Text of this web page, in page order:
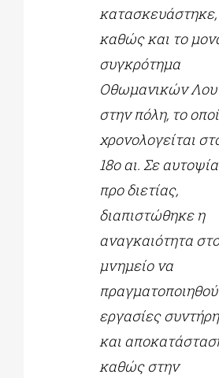
κατασκευάστηκε,
καθώς και το
συγκρότημα
Οθωμανικών
στην πόλη, το
χρονολογείται
18ο αι. Σε
προ διετίας,
διαπιστώθηκε η
αναγκαιότητα στο
μνημείο να
εργασίες
και
καθώς στην